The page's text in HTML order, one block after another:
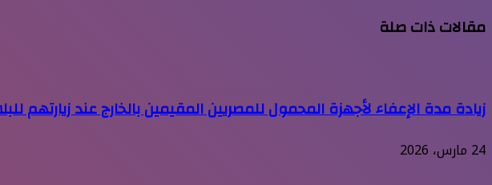
مقالات ذات صلة
زيادة مدة الإعفاء لأجهزة المحمول للمصريين المقيمين بالخارج عند زيارتهم للبلاد من 90 يوماً إلى
24 مارس، 2026